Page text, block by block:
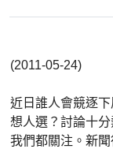
(2011-05-24)
近日誰人會競逐
想人選？討論十
我們都關注。新